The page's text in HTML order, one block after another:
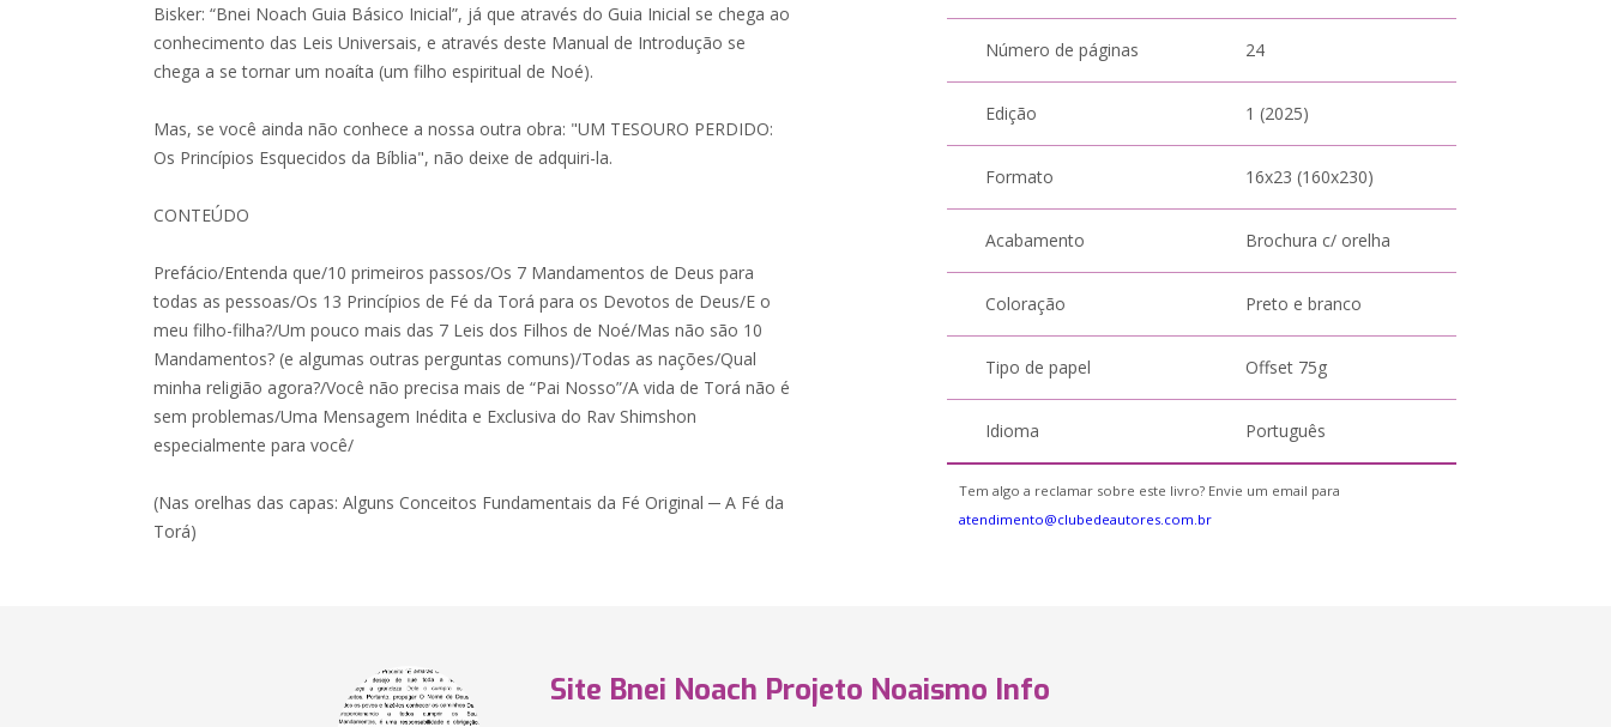
Bisker: “Bnei Noach Guia Básico Inicial”, já que através do Guia Inicial se chega ao
conhecimento das Leis Universais, e através deste Manual de Introdução se
chega a se tornar um noaíta (um filho espiritual de Noé).
Mas, se você ainda não conhece a nossa outra obra: "UM TESOURO PERDIDO:
Os Princípios Esquecidos da Bíblia", não deixe de adquiri-la.
CONTEÚDO
Prefácio/Entenda que/10 primeiros passos/Os 7 Mandamentos de Deus para
todas as pessoas/Os 13 Princípios de Fé da Torá para os Devotos de Deus/E o
meu filho-filha?/Um pouco mais das 7 Leis dos Filhos de Noé/Mas não são 10
Mandamentos? (e algumas outras perguntas comuns)/Todas as nações/Qual
minha religião agora?/Você não precisa mais de “Pai Nosso”/A vida de Torá não é
sem problemas/Uma Mensagem Inédita e Exclusiva do Rav Shimshon
especialmente para você/
(Nas orelhas das capas: Alguns Conceitos Fundamentais da Fé Original ─ A Fé da
Torá)
Número de páginas 24
Edição 1 (2025)
Formato 16x23 (160x230)
Acabamento Brochura c/ orelha
Coloração Preto e branco
Tipo de papel Offset 75g
Idioma Português
Tem algo a reclamar sobre este livro? Envie um email para
atendimento@clubedeautores.com.br
Site Bnei Noach Projeto Noaismo Info